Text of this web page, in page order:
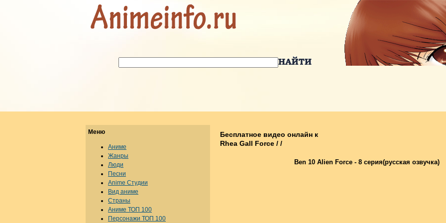
Бесплатное видео онлайн к
Rhea Gall Force / /
Ben 10 Alien Force - 8 серия(русская озвучка)
Меню
Аниме
Жанры
Люди
Песни
Anime Студии
Вид аниме
Страны
Аниме ТОП 100
Персонажи ТОП 100